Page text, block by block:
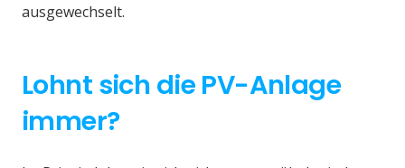
ausgewechselt.
Lohnt sich die PV-Anlage
immer?